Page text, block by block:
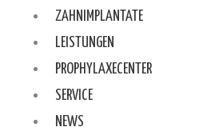
ZAHNIMPLANTATE
LEISTUNGEN
PROPHYLAXECENTER
SERVICE
NEWS